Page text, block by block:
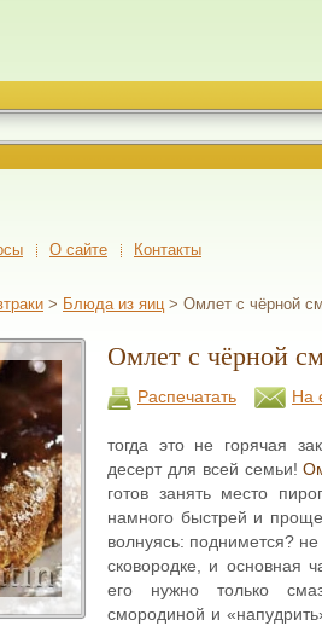
О сайте Контакты
> Блюда из яиц > Омлет с чёрной
Омлет с чёрной
Распечатать На
тогда это не горячая
десерт для всей семьи!
готов занять место
намного быстрей и
волнуясь: поднимется?
сковородке, и основная
его нужно только
смородиной и